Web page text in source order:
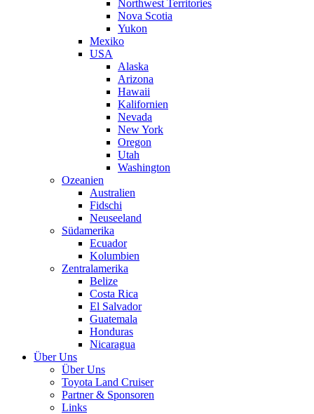
Northwest Territories
Nova Scotia
Yukon
Mexiko
USA
Alaska
Arizona
Hawaii
Kalifornien
Nevada
New York
Oregon
Utah
Washington
Ozeanien
Australien
Fidschi
Neuseeland
Südamerika
Ecuador
Kolumbien
Zentralamerika
Belize
Costa Rica
El Salvador
Guatemala
Honduras
Nicaragua
Über Uns
Über Uns
Toyota Land Cruiser
Partner & Sponsoren
Links